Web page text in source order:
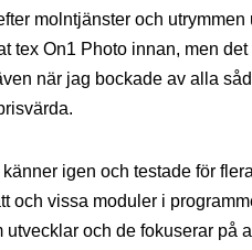
molntjänster och
tex On1 Photo innan, men
när jag bockade av alla
igen och testade för
och vissa moduler i
och de fokuserar på